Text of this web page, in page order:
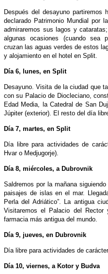
Después del desayuno partiremos
declarado Patrimonio Mundial por
admiraremos sus lagos y
algunas ocasiones (cuando sea
cruzan las aguas verdes de estos
y alojamiento en el hotel en Split.
Día 6, lunes, en Split
Desayuno. Visita de la ciudad que
con su Palacio de Diocleciano,
Edad Media, la Catedral de San
Júpiter (exterior). El resto del día
Día 7, martes, en Split
Día libre para actividades de
Hvar o Medjugorje).
Día 8, miércoles, a Dubrovnik
Saldremos por la mañana
paisajes de islas en el mar.
Perla del Adriático”. La antigua
Visitaremos el Palacio del
farmacia más antigua del mundo.
Día 9, jueves, en Dubrovnik
Día libre para actividades de
Día 10, viernes, a Kotor y Budva